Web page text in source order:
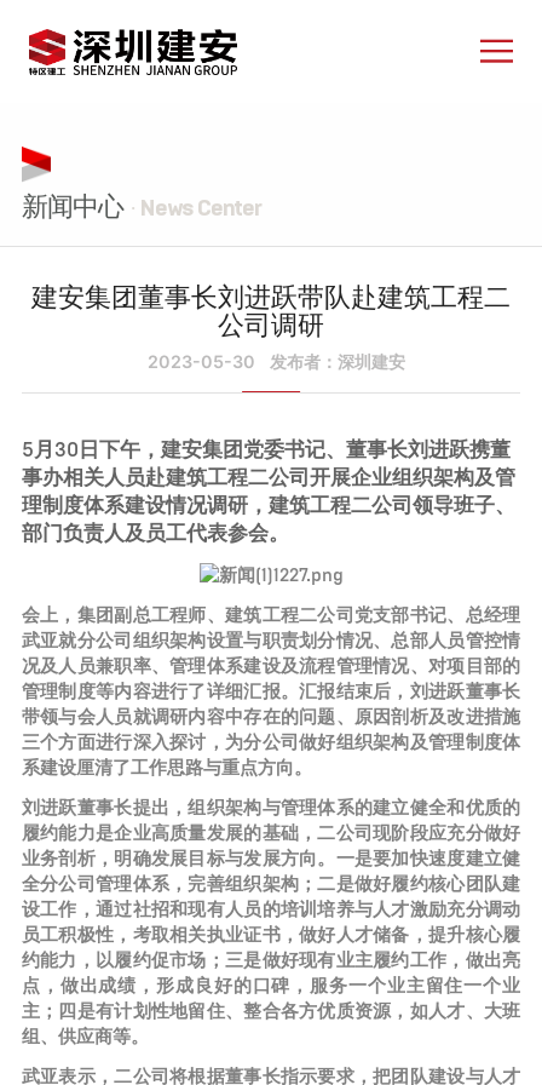
新闻中心 · News Center
建安集团董事长刘进跃带队赴建筑工程二
公司调研
2023-05-30 发布者：深圳建安
5月30日下午，建安集团党委书记、董事长刘进跃携董
事办相关人员赴建筑工程二公司开展企业组织架构及管
理制度体系建设情况调研，建筑工程二公司领导班子、
部门负责人及员工代表参会。
会上，集团副总工程师、建筑工程二公司党支部书记、总经理
武亚就分公司组织架构设置与职责划分情况、总部人员管控情
况及人员兼职率、管理体系建设及流程管理情况、对项目部的
管理制度等内容进行了详细汇报。汇报结束后，刘进跃董事长
带领与会人员就调研内容中存在的问题、原因剖析及改进措施
三个方面进行深入探讨，为分公司做好组织架构及管理制度体
系建设厘清了工作思路与重点方向。
刘进跃董事长提出，组织架构与管理体系的建立健全和优质的
履约能力是企业高质量发展的基础，二公司现阶段应充分做好
业务剖析，明确发展目标与发展方向。一是要加快速度建立健
全分公司管理体系，完善组织架构；二是做好履约核心团队建
设工作，通过社招和现有人员的培训培养与人才激励充分调动
员工积极性，考取相关执业证书，做好人才储备，提升核心履
约能力，以履约促市场；三是做好现有业主履约工作，做出亮
点，做出成绩，形成良好的口碑，服务一个业主留住一个业
主；四是有计划性地留住、整合各方优质资源，如人才、大班
组、供应商等。
武亚表示，二公司将根据董事长指示要求，把团队建设与人才